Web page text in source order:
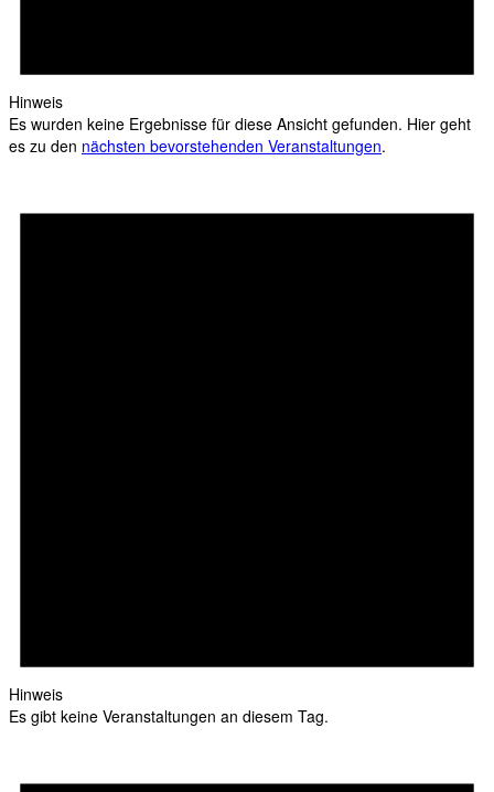
Hinweis
Es wurden keine Ergebnisse für diese Ansicht gefunden. Hier geht
es zu den nächsten bevorstehenden Veranstaltungen.
Hinweis
Es gibt keine Veranstaltungen an diesem Tag.